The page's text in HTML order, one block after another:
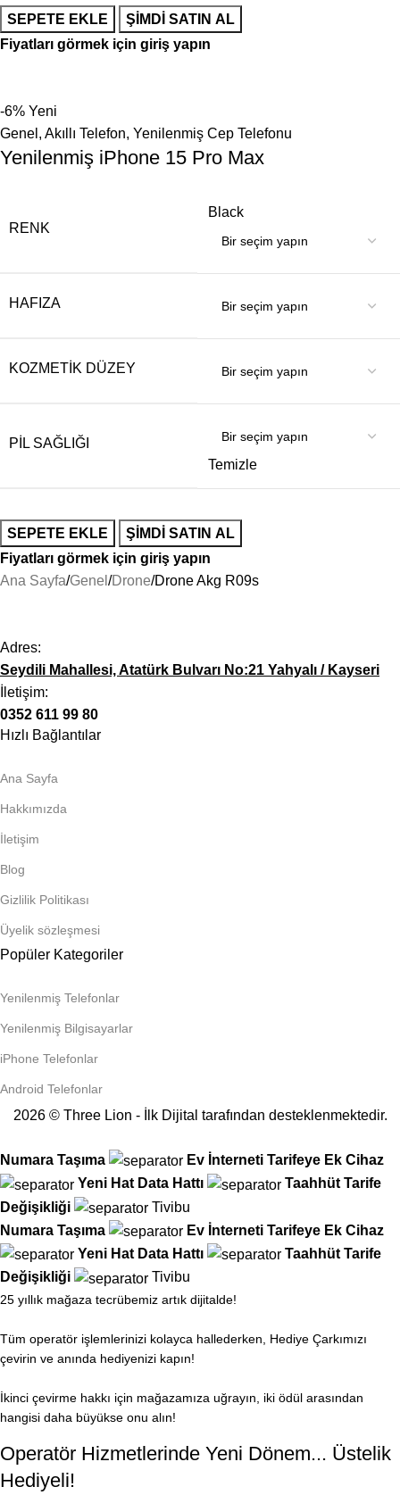
SEPETE EKLE
ŞIMDI SATIN AL
Fiyatları görmek için giriş yapın
-6% Yeni
Genel , Akıllı Telefon, Yenilenmiş Cep Telefonu
Yenilenmiş iPhone 15 Pro Max
RENK
Black
HAFIZA
KOZMETIK DÜZEY
PIL SAĞLIĞI
Temizle
SEPETE EKLE
ŞIMDI SATIN AL
Fiyatları görmek için giriş yapın
Ana Sayfa Genel Drone Drone Akg R09s
Adres:
Seydili Mahallesi, Atatürk Bulvarı No:21 Yahyalı / Kayseri
İletişim:
0352 611 99 80
Hızlı Bağlantılar
Ana Sayfa
Hakkımızda
İletişim
Blog
Gizlilik Politikası
Üyelik sözleşmesi
Popüler Kategoriler
Yenilenmiş Telefonlar
Yenilenmiş Bilgisayarlar
iPhone Telefonlar
Android Telefonlar
2026 © Three Lion - İlk Dijital tarafından desteklenmektedir.
Numara Taşıma Ev İnterneti Tarifeye Ek Cihaz
Yeni Hat Data Hattı Taahhüt Tarife
Değişikliği
Tivibu
Numara Taşıma
Ev İnterneti Tarifeye Ek Cihaz
Yeni Hat Data Hattı Taahhüt Tarife
Değişikliği
Tivibu
25 yıllık mağaza tecrübemiz artık dijitalde!
Tüm operatör işlemlerinizi kolayca hallederken, Hediye Çarkımızı
çevirin ve anında hediyenizi kapın!
İkinci çevirme hakkı için mağazamıza uğrayın, iki ödül arasından
hangisi daha büyükse onu alın!
Operatör Hizmetlerinde Yeni Dönem... Üstelik
Hediyeli!